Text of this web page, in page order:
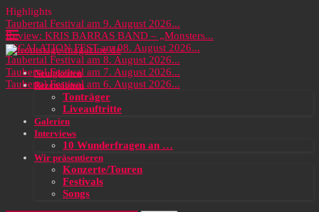
Highlights
Taubertal Festival am 9. August 2026...
Review: KRIS BARRAS BAND – „Monsters...
ESCALATION FEST am 08. August 2026...
Taubertal Festival am 8. August 2026...
Taubertal Festival am 7. August 2026...
Taubertal Festival am 6. August 2026...
Neuigkeiten
Rezensionen
Tonträger
Liveauftritte
Galerien
Interviews
10 Wunderfragen an …
Wir präsentieren
Konzerte/Touren
Festivals
Songs